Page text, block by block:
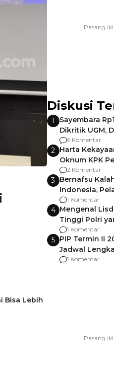
Bisa Lebih
Diskusi
1
Sayembara
Dikritik UGM,
Gagalnya
6 Komentar
2 Harta
Oknum KPK
Pemalang
2 Komentar
3 Bernafsu
Indonesia,
Berencana
1 Komentar
4 Mengenal
Tinggi Polri
Usai Jadi
1 Komentar
5 PIP Termin II
Jadwal
agar Dana
1 Komentar